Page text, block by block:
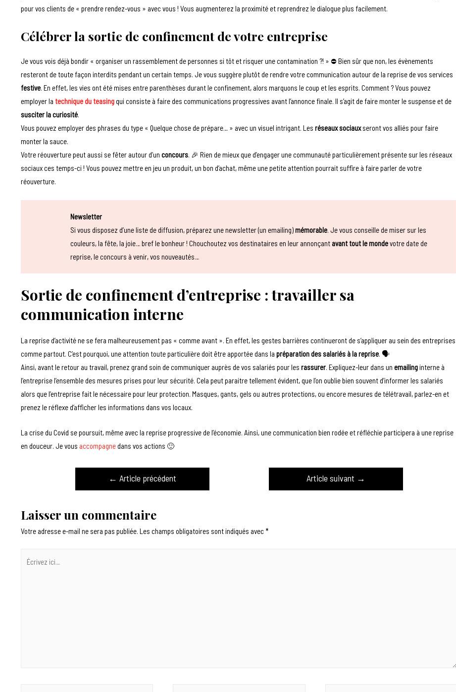
pour vos clients de « prendre rendez-vous » avec vous ! Vous augmenterez la proximité et reprendrez le dialogue plus facilement.
Célébrer la sortie de confinement de votre entreprise
Je vous vois déjà bondir « organiser un rassemblement de personnes si tôt et risquer une contamination ?! » ⛔️ Bien sûr que non, les évènements
resteront de toute façon interdits pendant un certain temps. Je vous suggère plutôt de rendre votre communication autour de la reprise de vos services
festive. En effet, les vies ont été mises entre parenthèses durant le confinement, alors marquons le coup et les esprits. Comment ? Vous pouvez
employer la technique du teasingqui consiste à faire des communications progressives avant l’annonce finale. Il s’agit de faire monter le suspense et de
susciter la curiosité.
Vous pouvez employer des phrases du type « Quelque chose de prépare… » avec un visuel intrigant. Les réseaux sociauxseront vos alliés pour faire
monter la sauce.
Votre réouverture peut aussi se fêter autour d’un concours. 🎉 Rien de mieux que d’engager une communauté particulièrement présente sur les réseaux
sociaux ces temps-ci ! Vous pouvez mettre en jeu un produit, un bon d’achat, même une petite attention pourrait suffire à faire parler de votre
réouverture.
Newsletter
Si vous disposez d’une liste de diffusion, préparez une newsletter (un emailing)mémorable. Je vous conseille de miser sur les
couleurs, la fête, la joie… bref le bonheur ! Chouchoutez vos destinataires en leur annonçant avant tout le mondevotre date de
reprise, le concours à venir, vos nouveautés…
Sortie de confinement d’entreprise : travailler sa
communication interne
La reprise d’activité ne se fera malheureusement pas « comme avant ». En effet, les gestes barrières continueront de s’appliquer au sein des entreprises
comme partout. C’est pourquoi, une attention toute particulière doit être apportée dans la préparation des salariés à la reprise. 🗣
Ainsi, avant le retour au travail, prenez grand soin de communiquer auprès de vos salariés pour les rassurer. Expliquez-leur dans un emailinginterne à
l’entreprise l’ensemble des mesures prises pour leur sécurité. Cela peut paraitre tellement évident, que l’on oublie bien souvent d’informer les salariés
alors que l’entreprise fait le nécessaire pour leur protection. Masques, gants, gels ou autres protections, ou encore mesures de télétravail, parlez-en et
prenez le réflexe d’afficher les informations dans vos locaux.
La crise du Covid se poursuit, même avec la reprise progressive de l’économie. Ainsi, une communication bien rodée et réfléchie participera à une reprise
en douceur. Je vous accompagnedans vos actions 🙂
← Article précédent Article suivant →
Laisser un commentaire
Votre adresse e-mail ne sera pas publiée. Les champs obligatoires sont indiqués avec *